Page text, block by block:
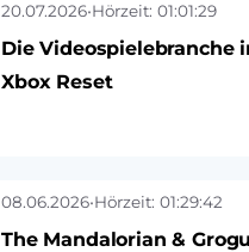
20.07.2026•Hörzeit: 01:01:29
Die Videospielebranche
Xbox Reset
08.06.2026•Hörzeit: 01:29:42
The Mandalorian &